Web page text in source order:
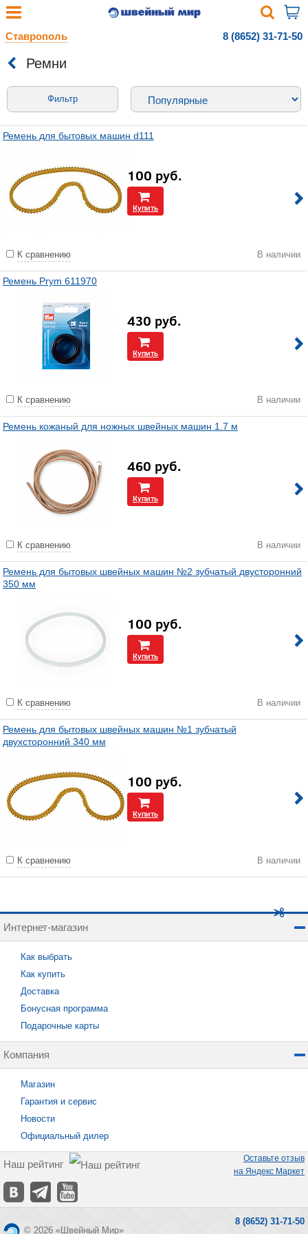
Ставрополь 8 (8652) 31-71-50
Ремни
Фильтр
Ремень для бытовых машин d111
100 руб.
Купить
К сравнению В наличии
Ремень Prym 611970
430 руб.
Купить
К сравнению В наличии
Ремень кожаный для ножных швейных машин 1.7 м
460 руб.
Купить
К сравнению В наличии
Ремень для бытовых швейных машин №2 зубчатый двусторонний
350 мм
100 руб.
Купить
К сравнению В наличии
Ремень для бытовых швейных машин №1 зубчатый
двухсторонний 340 мм
100 руб.
Купить
К сравнению В наличии
Интернет-магазин
Как выбрать
Как купить
Доставка
Бонусная программа
Подарочные карты
Компания
Магазин
Гарантия и сервис
Новости
Официальный дилер
Наш рейтинг
Оставьте отзыв
на Яндекс Маркет
© 2026 «Швейный Мир»
8 (8652) 31-71-50